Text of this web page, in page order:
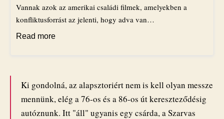
Vannak azok az amerikai családi filmek, amelyekben a
konfliktusforrást az jelenti, hogy adva van…
Read more
Ki gondolná, az alapsztoriért nem is kell olyan messze
mennünk, elég a 76-os és a 86-os út kereszteződésig
autóznunk. Itt "áll" ugyanis egy csárda, a Szarvas